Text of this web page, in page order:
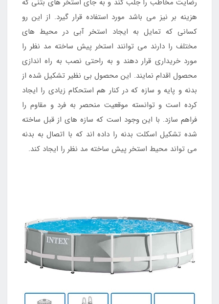
رضایت مخاطب را جلب کند و به جای استخر های بتنی که
هزینه بر نیز می باشد مورد استفاده قرار گیرد. از این رو
کسانی که تمایل به ایجاد استخر آبی در محیط های
مختلف را دارند می توانند استخر پیش ساخته مد نظر را
مورد خریداری قرار دهند و به راحتی نصب به راه اندازی
محصول اقدام نمایند. این محصول بی نظیر تشکیل شده از
بدنه و پایه و سازه که در کنار هم استحکام زیادی را ایجاد
کرده است و توانسته موقعیت منحصر به فرد و مقاوم را
فراهم سازد. با این وجود است که سازه های از قبل ساخته
شده تشکیل اسکلت بدنه را داده اند که با اتصال به بدنه
می تواند محیط استخر پیش ساخته مد نظر را ایجاد کند.